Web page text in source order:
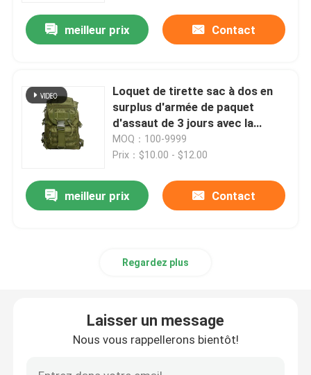
meilleur prix Contact
Loquet de tirette sac à dos en
surplus d'armée de paquet
d'assaut de 3 jours avec la
courroie à chaînes
MOQ：100-9999
Prix：$10.00 - $12.00
meilleur prix Contact
Regardez plus
Laisser un message
Nous vous rappellerons bientôt!